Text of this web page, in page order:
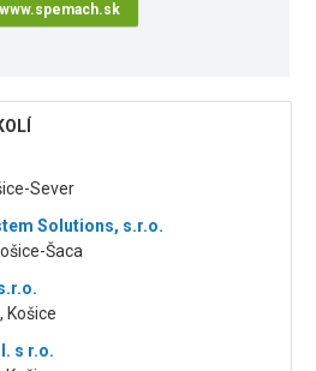
www.spemach.sk
Sever
Solutions, s.r.o.
Šaca
Košice
s r.o.